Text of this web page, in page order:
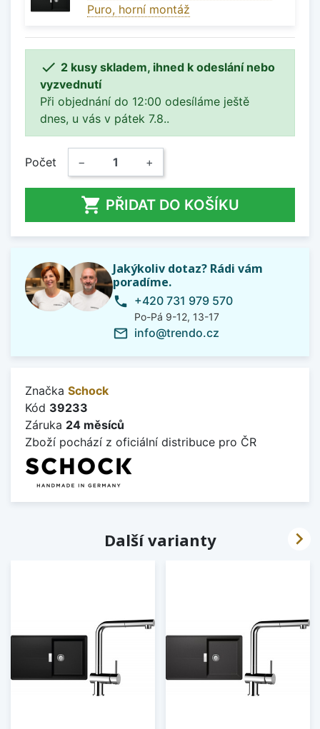
Puro, horní montáž
 2 kusy skladem, ihned k odeslání nebo
vyzvednutí
Při objednání do 12:00 odesíláme ještě
dnes, u vás v pátek 7.8..
Počet − +
 PŘIDAT DO KOŠÍKU
Jakýkoliv dotaz? Rádi vám
poradíme.
phone +420 731 979 570
Po-Pá 9-12, 13-17
mail_outline info@trendo.cz
Značka Schock
Kód 39233
Záruka 24 měsíců
Zboží pochází z oficiální distribuce pro ČR
Další varianty 